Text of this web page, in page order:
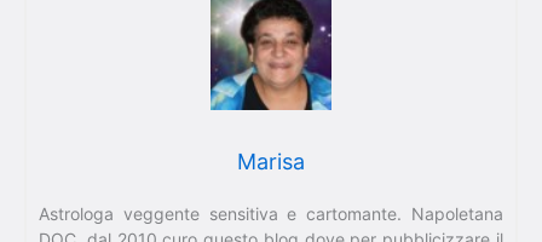
Marisa
Astrologa veggente sensitiva e cartomante. Napoletana